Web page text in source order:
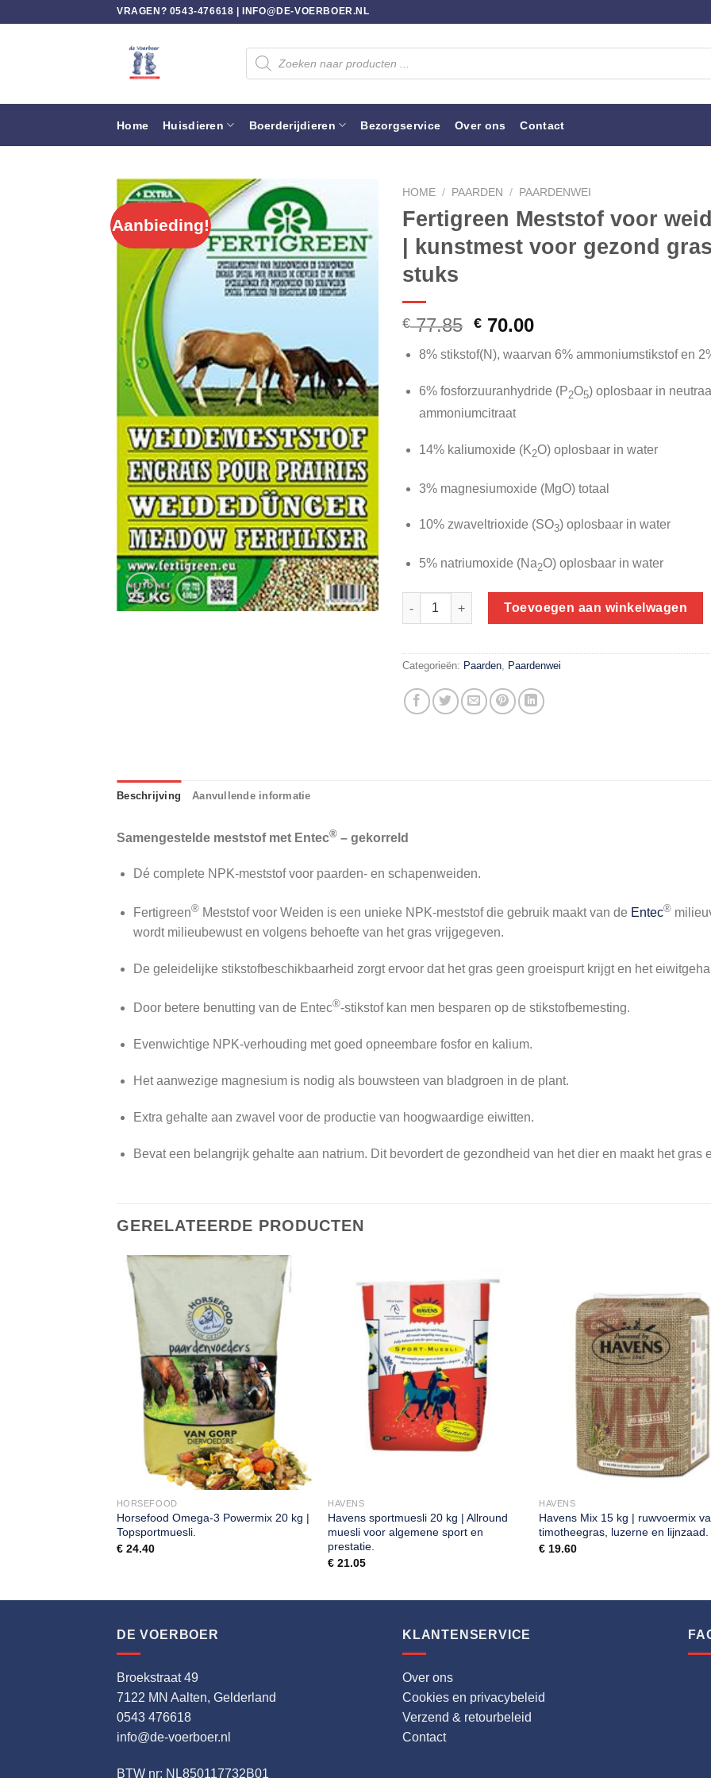
VRAGEN? 0543-476618 | INFO@DE-VOERBOER.NL
Producten
zoeken
Home Huisdieren Boerderijdieren Bezorgservice Over ons Contact
Aanbieding!
HOME / PAARDEN / PAARDENWEI
Fertigreen Meststof voor
| kunstmest voor gezond
stuks
€77.85 Oorspronkelijke
was:
€ 77.85.
€ 70.00Huidige
is:
€ 70.00.
8% stikstof(N), waarvan 6% ammoniumstikstof en
6% fosforzuuranhydride (P2O5) oplosbaar in neutraal
ammoniumcitraat
14% kaliumoxide (K2O) oplosbaar in water
3% magnesiumoxide (MgO) totaal
10% zwaveltrioxide (SO3) oplosbaar in water
5% natriumoxide (Na2O) oplosbaar in water
Fertigreen Meststof voor weiden 20 kg | kunstmest voor
Toevoegen aan winkelwagen
Categorieën: Paarden, Paardenwei
Beschrijving Aanvullende informatie
Samengestelde meststof met Entec® – gekorreld
Dé complete NPK-meststof voor paarden- en schapenweiden.
Fertigreen®Meststof voor Weiden is een unieke NPK-meststof die gebruik maakt van de Entec®
wordt milieubewust en volgens behoefte van het gras vrijgegeven.
De geleidelijke stikstofbeschikbaarheid zorgt ervoor dat het gras geen groeispurt krijgt en het
Door betere benutting van de Entec®-stikstof kan men besparen op de stikstofbemesting.
Evenwichtige NPK-verhouding met goed opneembare fosfor en kalium.
Het aanwezige magnesium is nodig als bouwsteen van bladgroen in de plant.
Extra gehalte aan zwavel voor de productie van hoogwaardige eiwitten.
Bevat een belangrijk gehalte aan natrium. Dit bevordert de gezondheid van het dier en maakt het gras
GERELATEERDE PRODUCTEN
HORSEFOOD
Horsefood Omega-3 Powermix 20 kg |
Topsportmuesli.
€24.40
HAVENS
Havens sportmuesli 20 kg | Allround
muesli voor algemene sport en
prestatie.
€ 21.05
HAVENS
Havens Mix 15 kg | ruwvoermix
timotheegras, luzerne en lijnzaad.
€ 19.60
DE VOERBOER
Broekstraat 49
7122 MN Aalten, Gelderland
0543 476618
info@de-voerboer.nl
BTW nr: NL850117732B01
KLANTENSERVICE
Over ons
Cookies en privacybeleid
Verzend & retourbeleid
Contact